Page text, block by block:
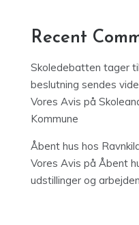
Recent
Skoledebatten tager
beslutning sendes
Vores Avis på
Kommune
Åbent hus hos
Vores Avis på Åbent
udstillinger og